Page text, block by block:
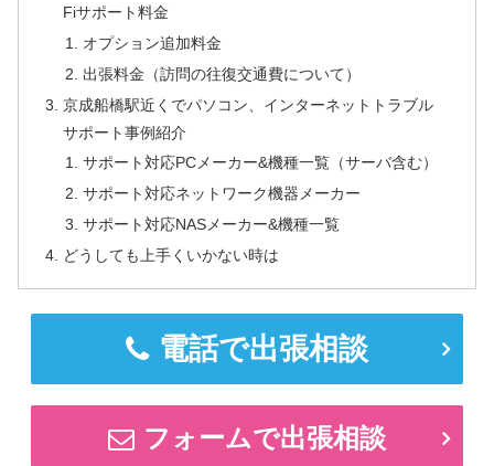
Fiサポート料金
オプション追加料金
出張料金（訪問の往復交通費について）
京成船橋駅近くでパソコン、インターネットトラブル
サポート事例紹介
サポート対応PCメーカー&機種一覧（サーバ含む）
サポート対応ネットワーク機器メーカー
サポート対応NASメーカー&機種一覧
どうしても上手くいかない時は
電話で出張相談
フォームで出張相談